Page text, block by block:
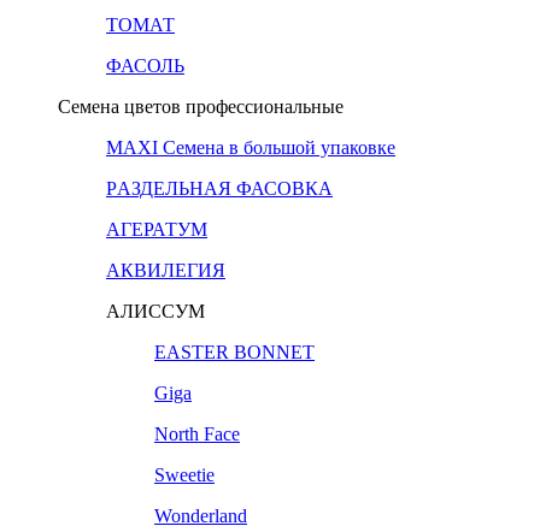
ТОМАТ
ФАСОЛЬ
Семена цветов профессиональные
MAXI Семена в большой упаковке
PАЗДЕЛЬНАЯ ФАСОВКА
АГЕРАТУМ
АКВИЛЕГИЯ
АЛИССУМ
EASTER BONNET
Giga
North Face
Sweetie
Wonderland